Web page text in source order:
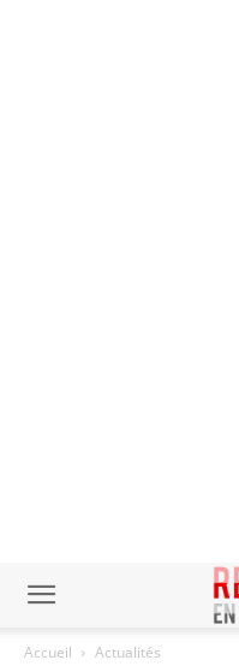
Accueil Actualités